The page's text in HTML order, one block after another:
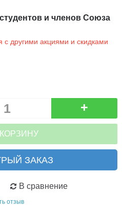
и членов Союза
с другими акциями и скидками
+
ЗАКАЗ
В сравнение
отзыв